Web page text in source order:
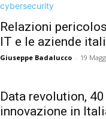
Relazioni
IT e le aziende
Giuseppe Badalucco - 19
Data revolution,
innovazione in